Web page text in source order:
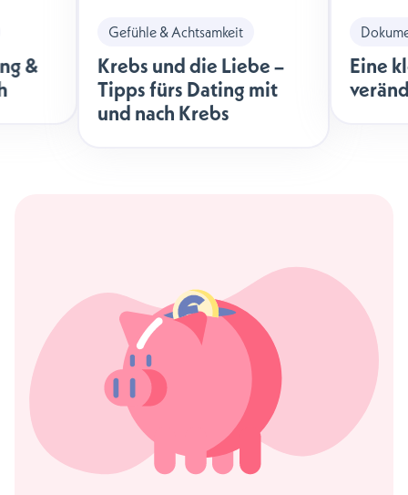
&
Gefühle & Achtsamkeit
Krebs und die Liebe –
Tipps fürs Dating mit
und nach Krebs
Eine